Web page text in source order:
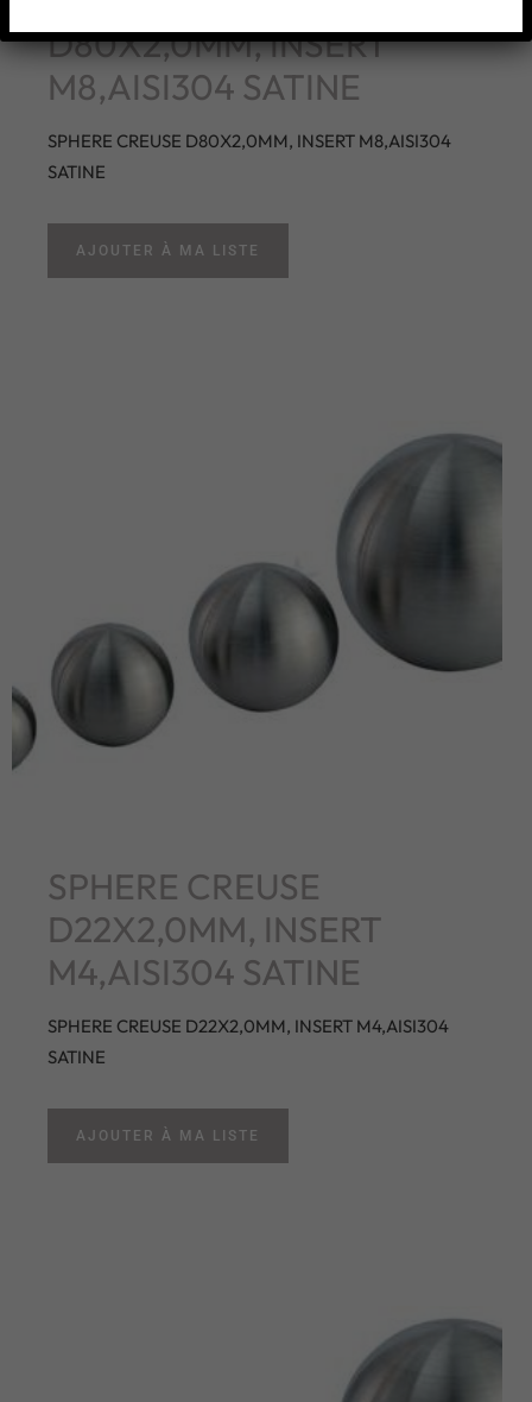
D80X2,0MM, INSERT
M8,AISI304 SATINE
SPHERE CREUSE D80X2,0MM, INSERT M8,AISI304
SATINE
AJOUTER À MA LISTE
SPHERE CREUSE
D22X2,0MM, INSERT
M4,AISI304 SATINE
SPHERE CREUSE D22X2,0MM, INSERT M4,AISI304
SATINE
AJOUTER À MA LISTE